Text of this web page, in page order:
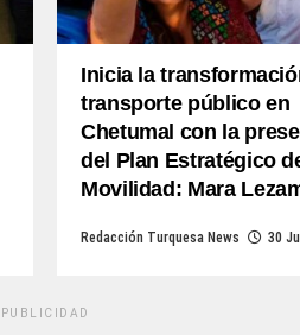
Inicia la
transporte público en
Chetumal con la
del Plan Estratégico
Movilidad: Mara
Redacción Turquesa News 30
PUBLICIDAD